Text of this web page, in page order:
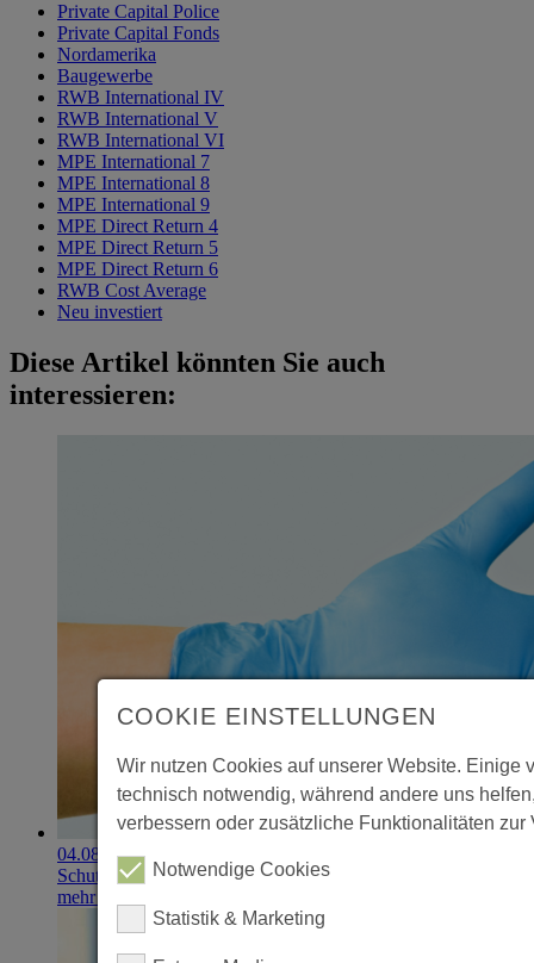
Private Capital Police
Private Capital Fonds
Nordamerika
Baugewerbe
RWB International IV
RWB International V
RWB International VI
MPE International 7
MPE International 8
MPE International 9
MPE Direct Return 4
MPE Direct Return 5
MPE Direct Return 6
RWB Cost Average
Neu investiert
Diese Artikel könnten Sie auch
interessieren:
04.08.2026
Schutzhandschuhe erzielen 900.000-Euro-Exit
mehr erfahren
COOKIE EINSTELLUNGEN
Wir nutzen Cookies auf unserer Website. Einige
technisch notwendig, während andere uns
verbessern oder zusätzliche Funktionalitäten zur
Notwendige Cookies
Statistik & Marketing